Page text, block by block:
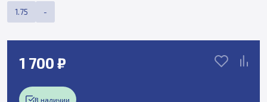
1.75 -
1 700 ₽
В наличии